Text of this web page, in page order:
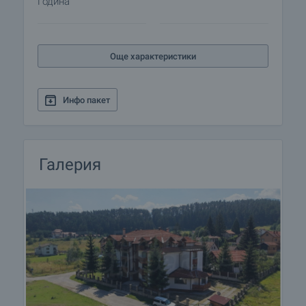
Имотът може да бъде резервиран и свален от
продажба със заплащане на депозит, след
други купувачи и започва подготовка на
документите за сключване на предварителен и
процедурата на покупка и начините за плащане.
Жилищен кредит
Ние си партнираме с водещите български банки
и можем да ви свържем с техните консултанти
за информация и кандидатстване за кредит.
Още характеристики
Инфо пакет
Галерия